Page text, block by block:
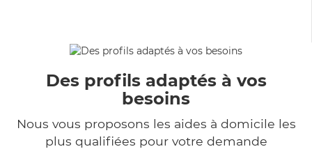
Des profils adaptés à vos
besoins
Nous vous proposons les aides à domicile les
plus qualifiées pour votre demande